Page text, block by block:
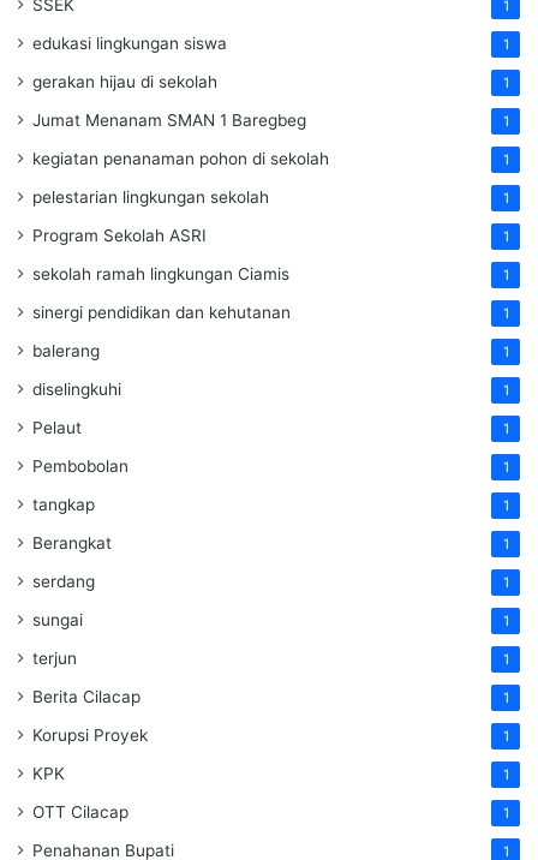
SSEK 1
edukasi lingkungan siswa 1
gerakan hijau di sekolah 1
Jumat Menanam SMAN 1 Baregbeg 1
kegiatan penanaman pohon di sekolah 1
pelestarian lingkungan sekolah 1
Program Sekolah ASRI 1
sekolah ramah lingkungan Ciamis 1
sinergi pendidikan dan kehutanan 1
balerang 1
diselingkuhi 1
Pelaut 1
Pembobolan 1
tangkap 1
Berangkat 1
serdang 1
sungai 1
terjun 1
Berita Cilacap 1
Korupsi Proyek 1
KPK 1
OTT Cilacap 1
Penahanan Bupati 1